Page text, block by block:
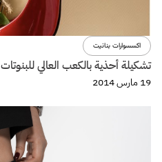
اكسسوارات بنانيت
تشكيلة أحذية بالكعب العالي للبنوتات
19 مارس 2014